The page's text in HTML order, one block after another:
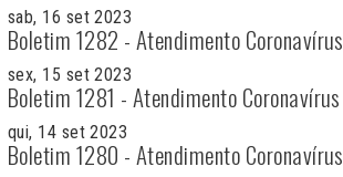
sab, 16 set 2023
Boletim 1282 - Atendimento Coronavírus
sex, 15 set 2023
Boletim 1281 - Atendimento Coronavírus
qui, 14 set 2023
Boletim 1280 - Atendimento Coronavírus